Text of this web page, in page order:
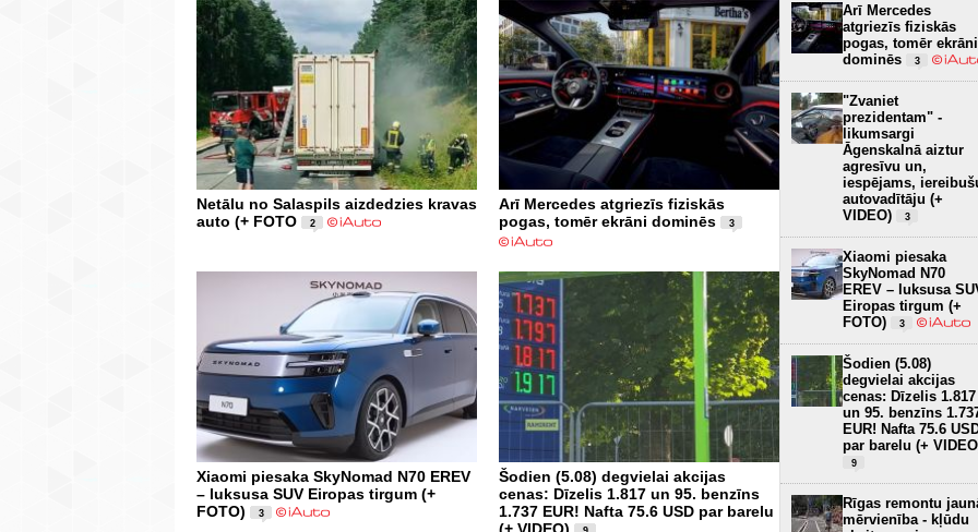
Netālu no Salaspils aizdedzies kravas
auto (+ FOTO
2
Arī Mercedes atgriezīs fiziskās
pogas, tomēr ekrāni dominēs
3
Xiaomi piesaka SkyNomad N70 EREV
– luksusa SUV Eiropas tirgum (+
FOTO)
3
Šodien (5.08) degvielai akcijas
cenas: Dīzelis 1.817 un 95. benzīns
1.737 EUR! Nafta 75.6 USD par barelu
Arī Mercedes
atgriezīs fiziskās
pogas, tomēr ekrāni
dominēs
3
"Zvaniet
prezidentam" -
likumsargi
Āgenskalnā aiztur
agresīvu un,
iespējams,
autovadītāju (+
VIDEO)
3
Xiaomi piesaka
SkyNomad N70
EREV – luksusa
Eiropas tirgum (+
FOTO)
3
Šodien (5.08)
degvielai akcijas
cenas: Dīzelis 1.817
un 95. benzīns
EUR! Nafta 75.6
par barelu (+
9
Rīgas remontu
mērvienība - kļūdu